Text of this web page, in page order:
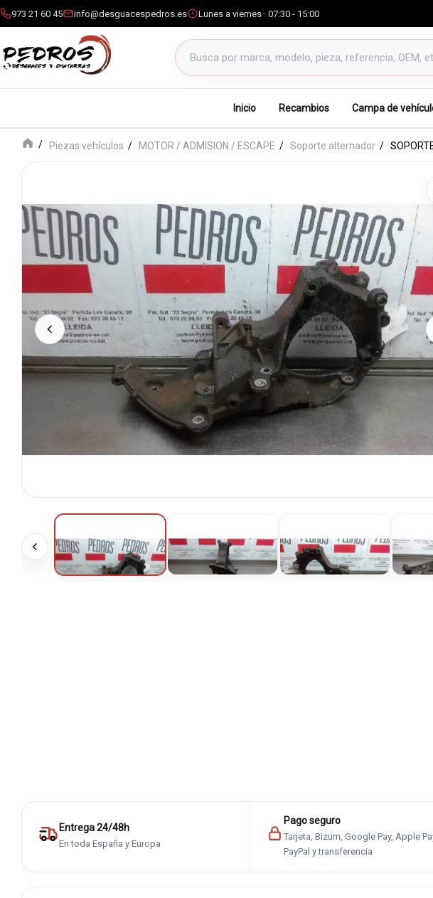
973 21 60 45 info@desguacespedros.es Lunes a viernes · 07:30 - 15:00
Buscar productos
Inicio Recambios Campa de
Piezas vehículos MOTOR / ADMISION / ESCAPE Soporte alternador
Entrega 24/48h
En toda España y Europa
Pago seguro
Tarjeta, Bizum, Google Pay, Apple
PayPal y transferencia